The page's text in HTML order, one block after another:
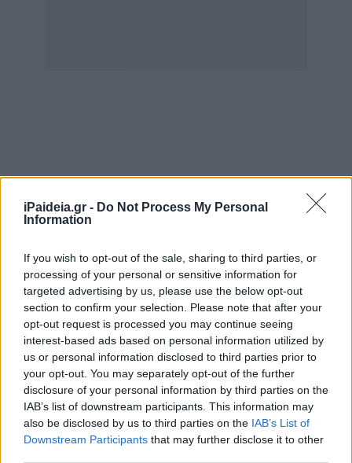
iPaideia.gr - Do Not Process My Personal
Information
If you wish to opt-out of the sale, sharing to third parties, or
processing of your personal or sensitive information for
targeted advertising by us, please use the below opt-out
section to confirm your selection. Please note that after your
opt-out request is processed you may continue seeing
interest-based ads based on personal information utilized by
us or personal information disclosed to third parties prior to
your opt-out. You may separately opt-out of the further
disclosure of your personal information by third parties on the
IAB’s list of downstream participants. This information may
also be disclosed by us to third parties on the IAB’s List of
Downstream Participants that may further disclose it to other
πάρουν 350 ευρώ.
Όσοι λαμβάνουν 28 ευρώ για ένα παιδί, θα πάρουν 70
Δικαιούχοι που λαμβάνουν 420 ευρώ, θα λάβουν 1.050
ευρώ τον Δεκέμβριο.
Η ηλεκτρονική πλατφόρμα Α21 άνοιξε εκ νέου στις 29
Νοεμβρίου, επιτρέποντας στους δικαιούχους να
υποβάλουν αίτηση. Η διαδικασία ολοκληρώνεται μόνο με
την οριστική υποβολή και έγκριση της αίτησης. Αιτήσεις
που αποθηκεύονται προσωρινά δεν θεωρούνται
υποβληθείσες.
Διαδικασία υποβολής αίτησης Α21